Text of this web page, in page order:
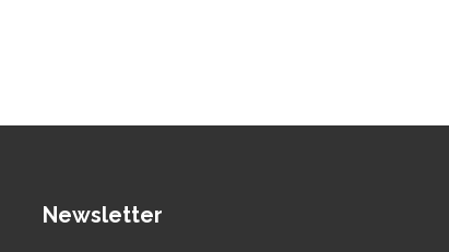
Newsletter